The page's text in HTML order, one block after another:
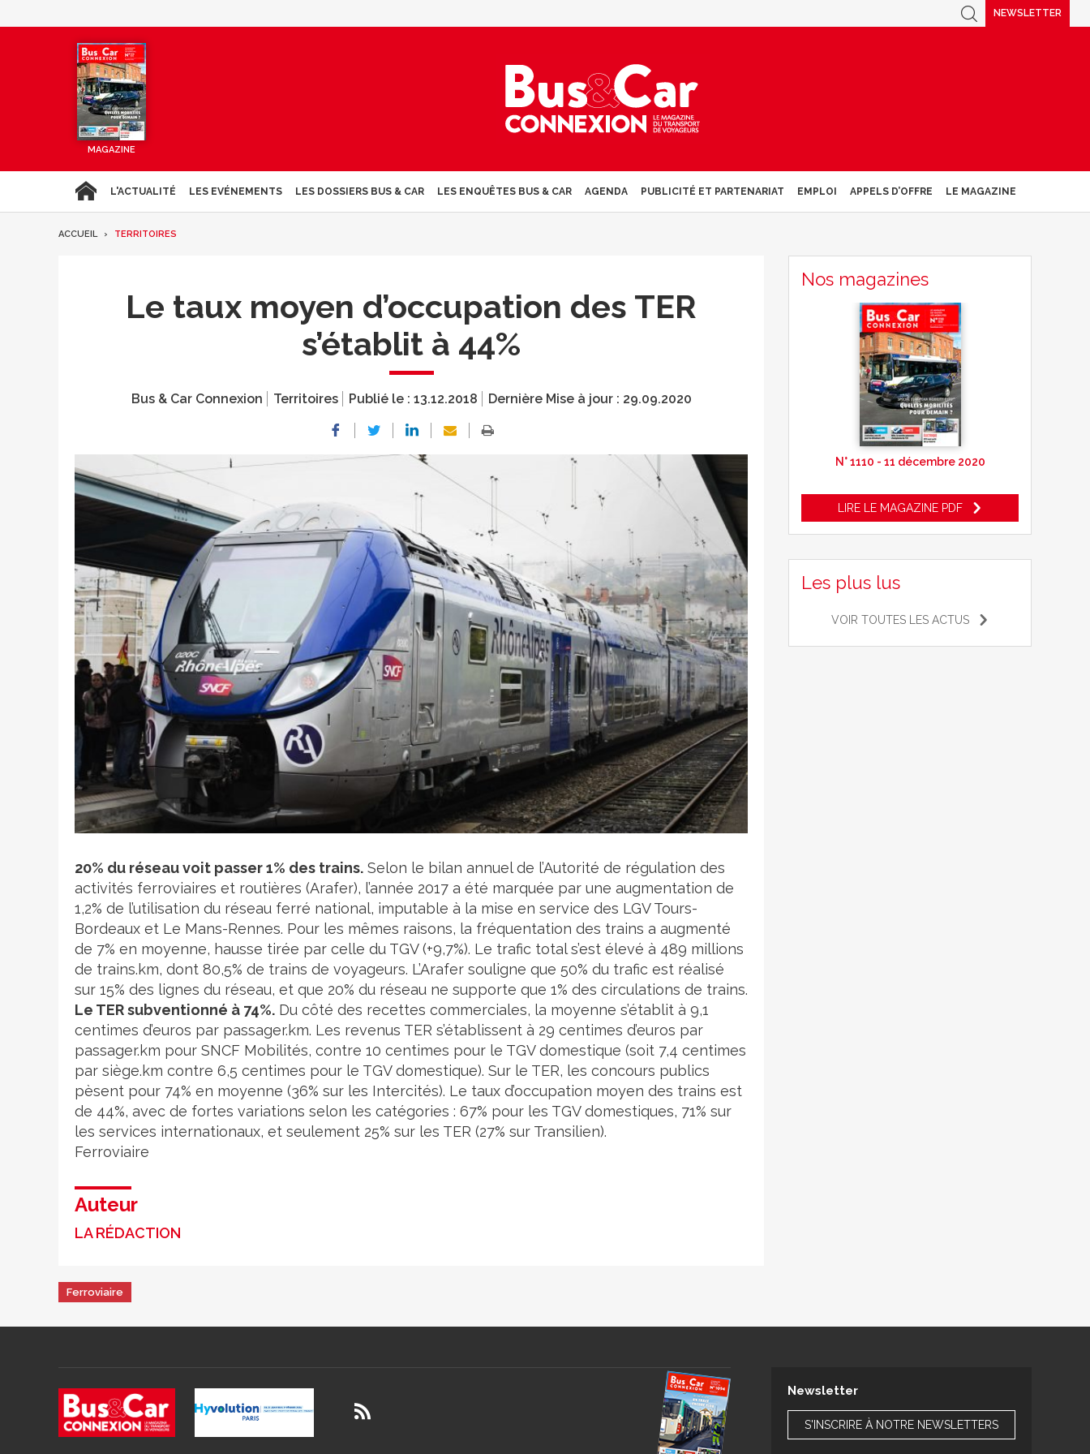
NEWSLETTER
MAGAZINE
L'ACTUALITÉ LES EVÉNEMENTS LES DOSSIERS BUS & CAR LES ENQUÊTES BUS & CAR AGENDA PUBLICITÉ ET PARTENARIAT EMPLOI APPELS D’OFFRE LE MAGAZINE
ACCUEIL TERRITOIRES
Le taux moyen d’occupation des TER
s’établit à 44%
Bus & Car Connexion Territoires Publié le : 13.12.2018 Dernière Mise à jour : 29.09.2020
Crédit photo
20% du réseau voit passer 1% des trains. Selon le bilan annuel de l’Autorité de régulation des
activités ferroviaires et routières (Arafer), l’année 2017 a été marquée par une augmentation de
1,2% de l’utilisation du réseau ferré national, imputable à la mise en service des LGV Tours-
Bordeaux et Le Mans-Rennes. Pour les mêmes raisons, la fréquentation des trains a augmenté
de 7% en moyenne, hausse tirée par celle du TGV (+9,7%). Le trafic total s’est élevé à 489 millions
de trains.km, dont 80,5% de trains de voyageurs. L’Arafer souligne que 50% du trafic est réalisé
sur 15% des lignes du réseau, et que 20% du réseau ne supporte que 1% des circulations de trains.
Le TER subventionné à 74%. Du côté des recettes commerciales, la moyenne s’établit à 9,1
centimes d’euros par passager.km. Les revenus TER s’établissent à 29 centimes d’euros par
passager.km pour SNCF Mobilités, contre 10 centimes pour le TGV domestique (soit 7,4 centimes
par siège.km contre 6,5 centimes pour le TGV domestique). Sur le TER, les concours publics
pèsent pour 74% en moyenne (36% sur les Intercités). Le taux d’occupation moyen des trains est
de 44%, avec de fortes variations selon les catégories : 67% pour les TGV domestiques, 71% sur
les services internationaux, et seulement 25% sur les TER (27% sur Transilien).
Ferroviaire
Auteur
LA RÉDACTION
Ferroviaire
Nos magazines
N° 1110 - 11 décembre 2020
LIRE LE MAGAZINE PDF
Les plus lus
VOIR TOUTES LES ACTUS
Newsletter
S'INSCRIRE À NOTRE NEWSLETTERS